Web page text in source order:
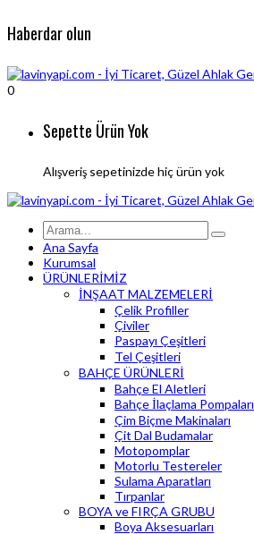
Haberdar olun
0
Sepette Ürün Yok
Alışveriş sepetinizde hiç ürün yok
Ana Sayfa
Kurumsal
ÜRÜNLERİMİZ
İNŞAAT MALZEMELERİ
Çelik Profiller
Çiviler
Paspayı Çeşitleri
Tel Çeşitleri
BAHÇE ÜRÜNLERİ
Bahçe El Aletleri
Bahçe İlaçlama Pompaları
Çim Biçme Makinaları
Çit Dal Budamalar
Motopomplar
Motorlu Testereler
Sulama Aparatları
Tırpanlar
BOYA ve FIRÇA GRUBU
Boya Aksesuarları